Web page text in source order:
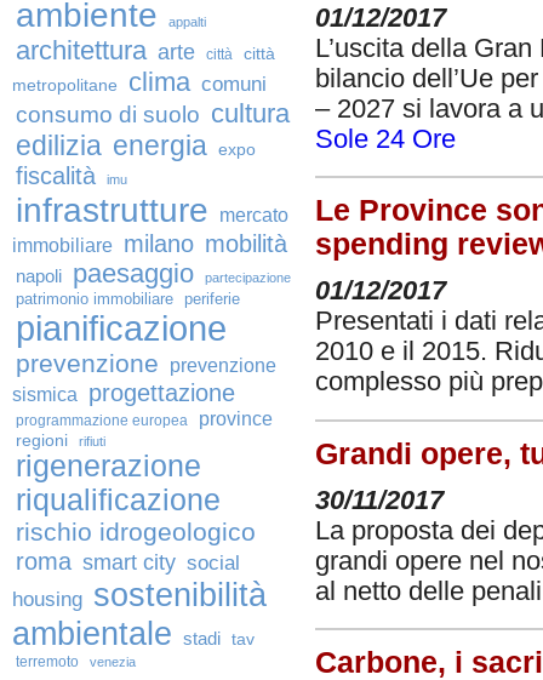
ambiente appalti
architettura arte città
città
metropolitane
clima comuni
consumo di suolo cultura
edilizia energia expo
fiscalità imu
infrastrutture
mercato
immobiliare milano mobilità
napoli paesaggio partecipazione
patrimonio immobiliare periferie
pianificazione
prevenzione
prevenzione
sismica
progettazione
programmazione europea province
regioni rifiuti
rigenerazione
riqualificazione
rischio idrogeologico
roma smart city social
housing sostenibilità
ambientale stadi tav
terremoto venezia
01/12/2017
L’uscita della
bilancio dell’Ue
– 2027 si lavora a
Sole 24 Ore
Le Province
spending
01/12/2017
Presentati i dati
2010 e il 2015.
complesso più
Grandi opere,
30/11/2017
La proposta dei
grandi opere nel
al netto delle
Carbone, i